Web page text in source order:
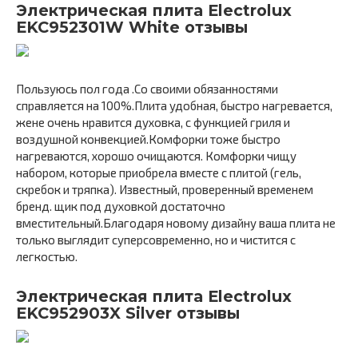
Электрическая плита Electrolux
EKC952301W White отзывы
Пользуюсь пол года .Со своими обязанностями
справляется на 100%.Плита удобная, быстро нагревается,
жене очень нравится духовка, с функцией гриля и
воздушной конвекцией.Комфорки тоже быстро
нагреваются, хорошо очищаются. Комфорки чищу
набором, которые приобрела вместе с плитой (гель,
скребок и тряпка). Известный, проверенный временем
бренд. щик под духовкой достаточно
вместительный.Благодаря новому дизайну ваша плита не
только выглядит суперсовременно, но и чистится с
легкостью.
Электрическая плита Electrolux
EKC952903X Silver отзывы